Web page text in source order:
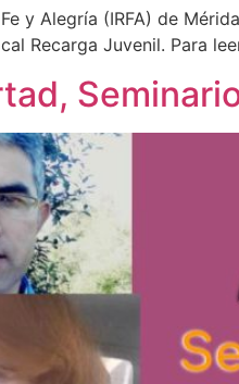
y Alegría (IRFA) de
Recarga Juvenil. Para